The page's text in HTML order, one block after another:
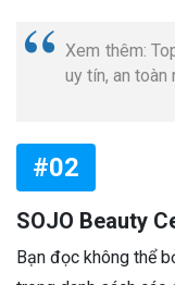
Xem thêm:
uy tín, an toàn
#02
SOJO Beauty
Bạn đọc không thể